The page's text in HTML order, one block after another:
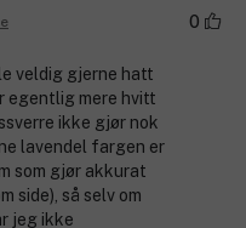
0
veldig gjerne hatt
egentlig mere hvitt
ikke gjør nok
lavendel fargen er
som gjør akkurat
side), så selv om
jeg ikke